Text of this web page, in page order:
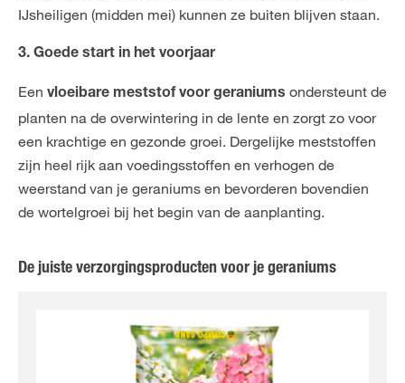
IJsheiligen (midden mei) kunnen ze buiten blijven staan.
3. Goede start in het voorjaar
Een vloeibare meststof voor geraniums ondersteunt de
planten na de overwintering in de lente en zorgt zo voor
een krachtige en gezonde groei. Dergelijke meststoffen
zijn heel rijk aan voedingsstoffen en verhogen de
weerstand van je geraniums en bevorderen bovendien
de wortelgroei bij het begin van de aanplanting.
De juiste verzorgingsproducten voor je geraniums